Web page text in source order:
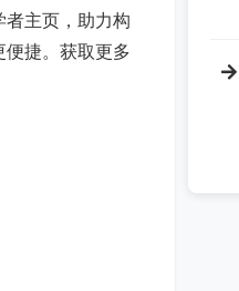
主页，助力构
捷。获取更多